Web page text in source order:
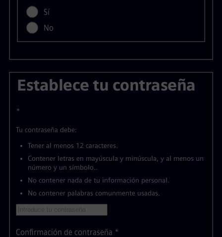
Sí
No
Establece tu contraseña
*
Tu contraseña debe:
Tener al menos 12 caracteres.
Contener letras en mayúscula y minúscula, y al menos un
número y un símbolo..
No contener nada de tu información personal.
No contener palabras comunmente usadas.
Confirmación de contraseña *